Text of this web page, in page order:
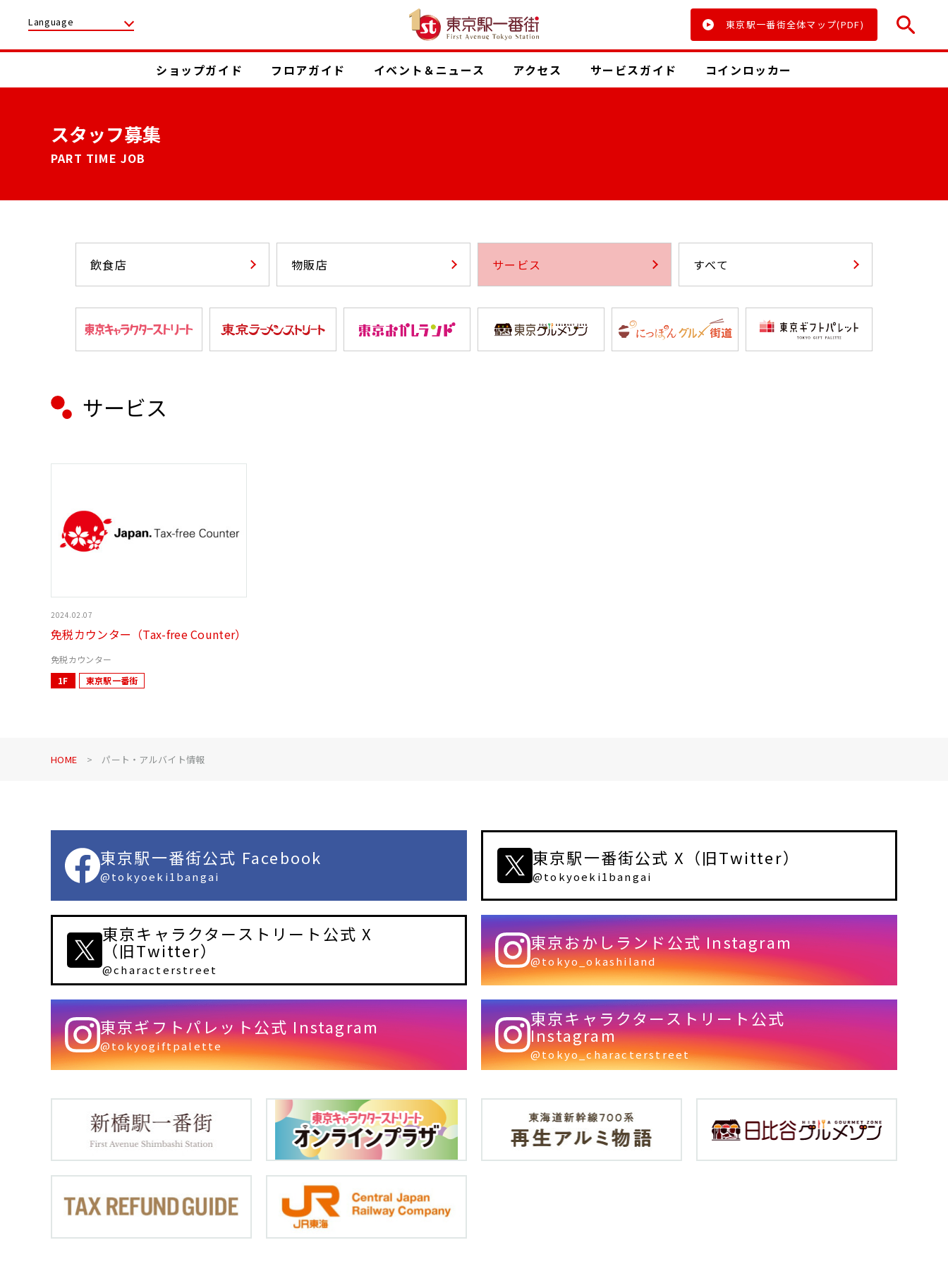
Language 東京駅一番街全体マップ(PDF)
ショップガイド フロアガイド イベント ＆ニュース アクセス サービスガイド コインロッカー
スタッフ募集
PART TIME JOB
飲食店 物販店 サービス すべて
サービス
2024.02.07
免税カウンター（Tax-free Counter）
免税カウンター
1F
東京駅一番街
HOME パート・アルバイト情報
東京駅一番街公式 Facebook
@tokyoeki1bangai
東京駅一番街公式 X（旧Twitter）
@tokyoeki1bangai
東京キャラクターストリート公式 X
（旧Twitter）
@characterstreet
東京おかしランド公式 Instagram
@tokyo_okashiland
東京ギフトパレット公式 Instagram
@tokyogiftpalette
東京キャラクターストリート公式
Instagram
@tokyo_characterstreet